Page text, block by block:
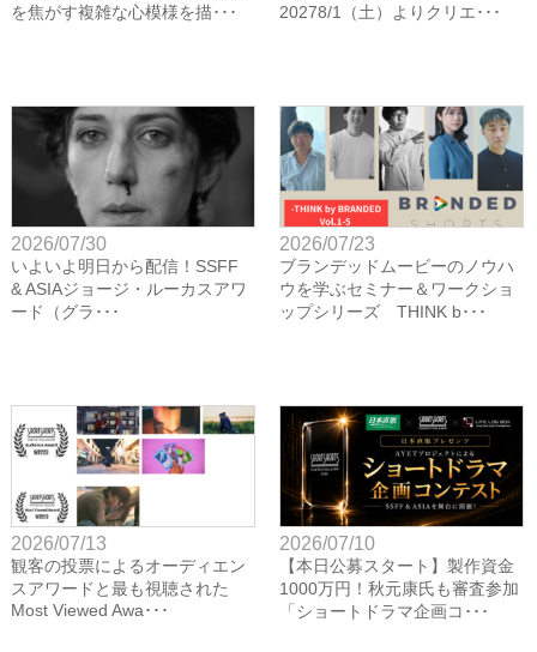
を焦がす複雑な心模様を描･･･
20278/1（土）よりクリエ･･･
2026/07/30
いよいよ明日から配信！SSFF
& ASIAジョージ・ルーカスアワ
ード（グラ･･･
2026/07/23
ブランデッドムービーのノウハ
ウを学ぶセミナー＆ワークショ
ップシリーズ THINK b･･･
2026/07/13
観客の投票によるオーディエン
スアワードと最も視聴された
Most Viewed Awa･･･
2026/07/10
【本日公募スタート】製作資金
1000万円！秋元康氏も審査参加
「ショートドラマ企画コ･･･